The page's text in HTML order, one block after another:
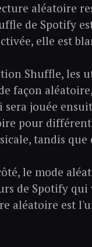
aléatoire
de Spotify
elle est
Shuffle, les
façon
sera jouée
pour
tandis
le mode
de Spotify
aléatoire est